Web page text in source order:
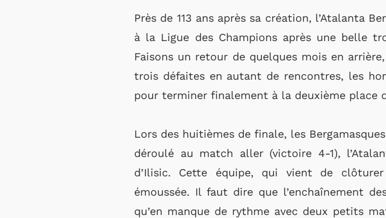
Près de 113 ans après sa création, l’Atalanta
à la Ligue des Champions après une belle
Faisons un retour de quelques mois en
trois défaites en autant de rencontres, les
pour terminer finalement à la deuxième place
Lors des huitièmes de finale, les
déroulé au match aller (victoire 4-1),
d’Ilisic. Cette équipe, qui vient de
émoussée. Il faut dire que l’enchaînement
qu’en manque de rythme avec deux petits